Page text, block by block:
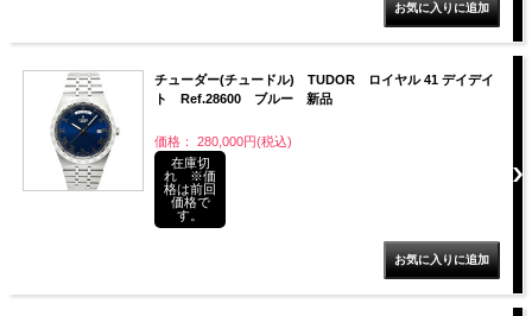
チューダー(チュードル) TUDOR ロイヤル 41 デイデイ
ト Ref.28600 ブルー 新品
価格： 280,000円(税込)
在庫切
れ ※価
格は前回
価格で
す。